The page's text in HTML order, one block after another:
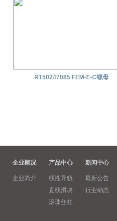
R150247085 FEM-E-C螺母
企业概况
企业简介
产品中心
线性导轨
直线滑块
滚珠丝杠
新闻中心
最新公告
行业动态